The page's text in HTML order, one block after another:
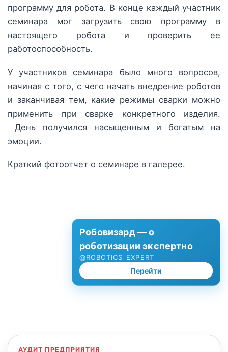
программу для робота. В конце каждый участник
семинара мог загрузить свою программу в
настоящего робота и проверить ее
работоспособность.
У участников семинара было много вопросов,
начиная с того, с чего начать внедрение роботов
и заканчивая тем, какие режимы сварки можно
применить при сварке конкретного изделия.
День получился насыщенным и богатым на
эмоции.
Краткий фотоотчет о семинаре в галерее.
Робовизард — о
роботизации экспертно
@ROBOTICS_EXPERT
Перейти
АУДИТ ПРЕДПРИЯТИЯ